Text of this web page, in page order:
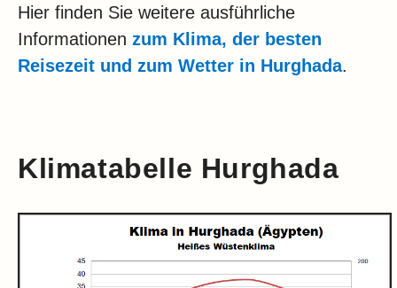
Hier finden Sie weitere ausführliche
Informationen zum Klima, der besten
Reisezeit und zum Wetter in Hurghada.
Klimatabelle Hurghada